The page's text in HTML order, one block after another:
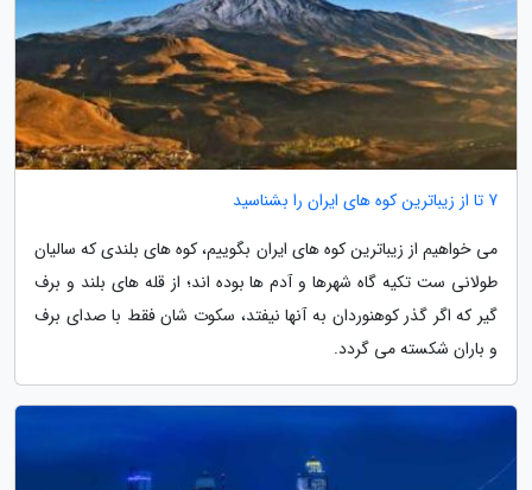
7 تا از زیباترین کوه های ایران را بشناسید
می خواهیم از زیباترین کوه های ایران بگوییم، کوه های بلندی که سالیان
طولانی ست تکیه گاه شهرها و آدم ها بوده اند؛ از قله های بلند و برف
گیر که اگر گذر کوهنوردان به آنها نیفتد، سکوت شان فقط با صدای برف
و باران شکسته می گردد.